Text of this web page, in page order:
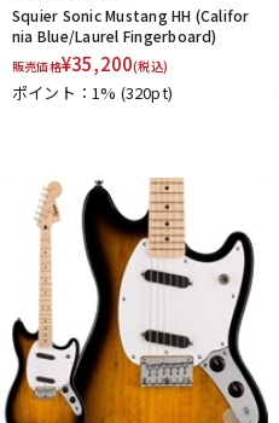
Squier Sonic Mustang HH (Califor
nia Blue/Laurel Fingerboard)
販売価格¥35,200(税込)
ポイント：1% (320pt)